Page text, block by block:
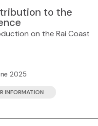
to the
on the Rai Coast
2025
INFORMATION